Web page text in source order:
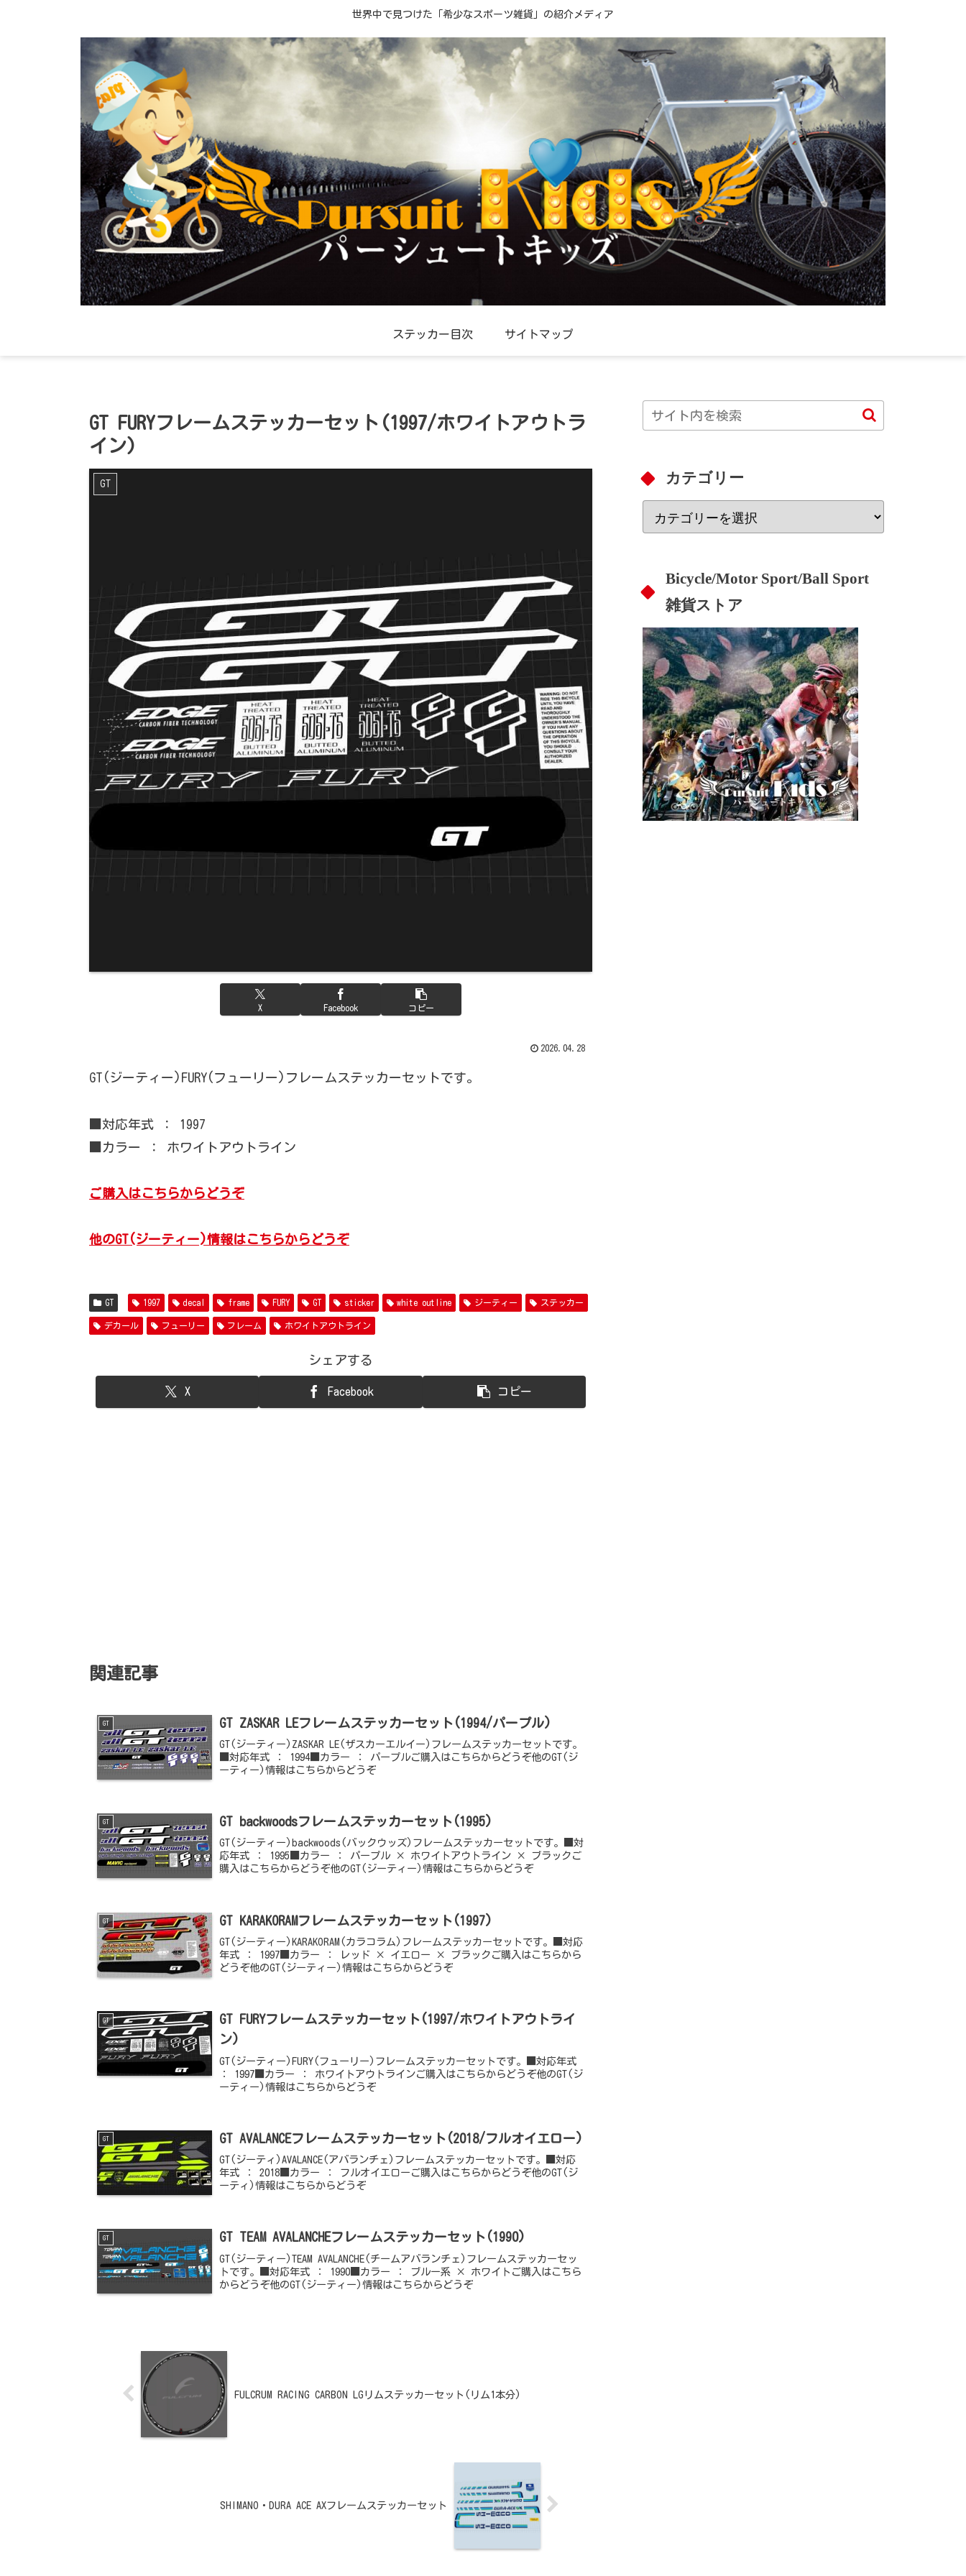
世界中で見つけた「希少なスポーツ雑貨」の紹介メディア
ステッカー目次 サイトマップ
GT FURYフレームステッカーセット(1997/ホワイトアウトラ
イン)
GT
X Facebook コピー
2026.04.28
GT(ジーティー)FURY(フューリー)フレームステッカーセットです。
■対応年式 ： 1997
■カラー ： ホワイトアウトライン
ご購入はこちらからどうぞ
他のGT(ジーティー)情報はこちらからどうぞ
GT 1997 decal frame FURY GT sticker white outline ジーティー ステッカー
デカール フューリー フレーム ホワイトアウトライン
シェアする
X Facebook コピー
関連記事
GT GT ZASKAR LEフレームステッカーセット(1994/パープル)
GT(ジーティー)ZASKAR LE(ザスカーエルイー)フレームステッカーセットです。
■対応年式 ： 1994■カラー ： パープルご購入はこちらからどうぞ他のGT(ジ
ーティー)情報はこちらからどうぞ
GT GT backwoodsフレームステッカーセット(1995)
GT(ジーティー)backwoods(バックウッズ)フレームステッカーセットです。■対
応年式 ： 1995■カラー ： パープル × ホワイトアウトライン × ブラックご
購入はこちらからどうぞ他のGT(ジーティー)情報はこちらからどうぞ
GT GT KARAKORAMフレームステッカーセット(1997)
GT(ジーティー)KARAKORAM(カラコラム)フレームステッカーセットです。■対応
年式 ： 1997■カラー ： レッド × イエロー × ブラックご購入はこちらから
どうぞ他のGT(ジーティー)情報はこちらからどうぞ
GT
GT FURYフレームステッカーセット(1997/ホワイトアウトライ
ン)
GT(ジーティー)FURY(フューリー)フレームステッカーセットです。■対応年式
： 1997■カラー ： ホワイトアウトラインご購入はこちらからどうぞ他のGT(ジ
ーティー)情報はこちらからどうぞ
GT GT AVALANCEフレームステッカーセット(2018/フルオイエロー)
GT(ジーティ)AVALANCE(アバランチェ)フレームステッカーセットです。■対応
年式 ： 2018■カラー ： フルオイエローご購入はこちらからどうぞ他のGT(ジ
ーティ)情報はこちらからどうぞ
GT GT TEAM AVALANCHEフレームステッカーセット(1990)
GT(ジーティー)TEAM AVALANCHE(チームアバランチェ)フレームステッカーセッ
トです。■対応年式 ： 1990■カラー ： ブルー系 × ホワイトご購入はこちら
からどうぞ他のGT(ジーティー)情報はこちらからどうぞ
FULCRUM RACING CARBON LGリムステッカーセット(リム1本分)
SHIMANO・DURA ACE AXフレームステッカーセット
カテゴリー
Bicycle/Motor Sport/Ball Sport
雑貨ストア